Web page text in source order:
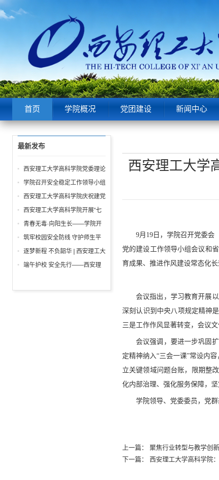
首页 学院概况 党团建设 新闻中心
西安理工大学
9月19日，学院召开党委会
党的建设工作领导小组会议和
育成果、推进作风建设常态化
会议指出，学习教育开展
深刻认识到中央八项规定精神
三是工作作风显著转变，会议
会议强调，要进一步巩固
定精神纳入“三会一课”常设内
立关键领域问题台账，限期整
化内部治理、强化服务保障，
学院领导、党委委员，党
上一篇： 聚焦行业转型与教学创
下一篇： 西安理工大学高科学院
最新发布
西安理工大学高科学院党委理论
中心组第6次学习聚焦“潜绩”与
“显绩”
学院召开安全稳定工作领导小组
会议 全面部署暑期及秋季开学
校园安全工作
西安理工大学高科学院庆祝建党
105周年暨“七一”表彰大会圆满
举行
西安理工大学高科学院开展“七
一”前夕走访慰问困难学生党员
活动
青春无毒·向阳生长——学院开
展“6・26”国际禁毒日沉浸式主
题宣教活动
筑牢校园安全防线 守护师生平
安校园 ——西安理工大学高科
学院开展消防安全专项检查
逐梦新程 不负韶华 | 西安理工大
学高科学院2026届毕业典礼暨
端午护校 安全先行——西安理
项培训